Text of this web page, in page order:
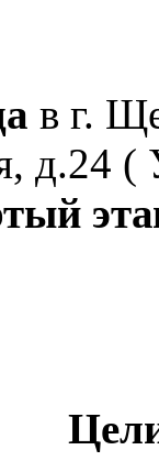
в г.
д.24